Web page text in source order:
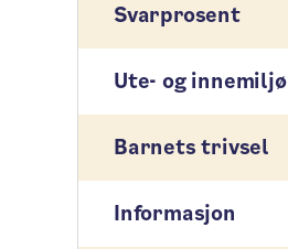
Svarprosent
Ute- og innemiljø
Barnets trivsel
Informasjon